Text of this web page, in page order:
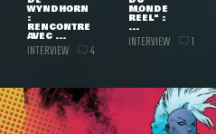
WYNDHORN
:
RENCONTRE
AVEC ...
INTERVIEW 4
MONDE
RÉEL" :
...
INTERVIEW 1